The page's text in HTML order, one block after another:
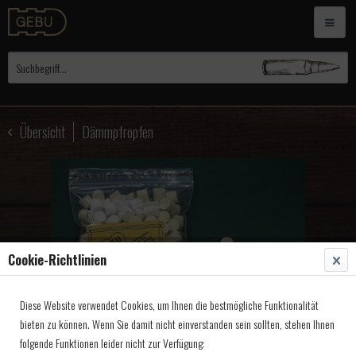
Übersicht Dämmpfropfen
Cookie-Richtlinien
Diese Website verwendet Cookies, um Ihnen die bestmögliche Funktionalität
bieten zu können. Wenn Sie damit nicht einverstanden sein sollten, stehen Ihnen
folgende Funktionen leider nicht zur Verfügung: